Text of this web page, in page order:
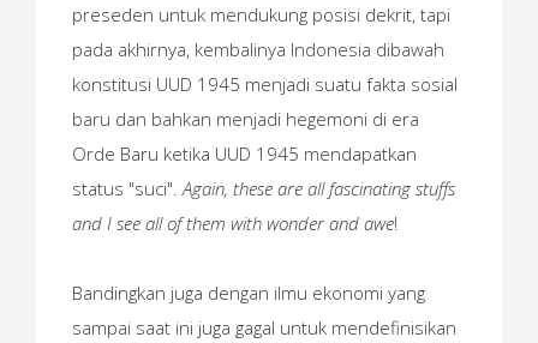
preseden untuk mendukung posisi dekrit, tapi
pada akhirnya, kembalinya Indonesia dibawah
konstitusi UUD 1945 menjadi suatu fakta sosial
baru dan bahkan menjadi hegemoni di era
Orde Baru ketika UUD 1945 mendapatkan
status "suci". Again, these are all fascinating stuffs
and I see all of them with wonder and awe!
Bandingkan juga dengan ilmu ekonomi yang
sampai saat ini juga gagal untuk mendefinisikan